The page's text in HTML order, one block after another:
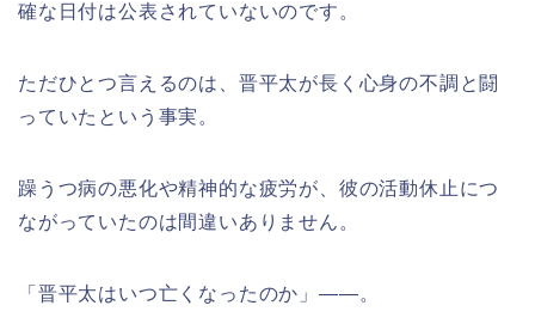
確な日付は公表されていないのです。
ただひとつ言えるのは、晋平太が長く心身の不調と闘
っていたという事実。
躁うつ病の悪化や精神的な疲労が、彼の活動休止につ
ながっていたのは間違いありません。
「晋平太はいつ亡くなったのか」――。